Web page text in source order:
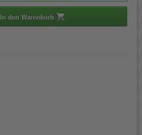
In den Warenkorb